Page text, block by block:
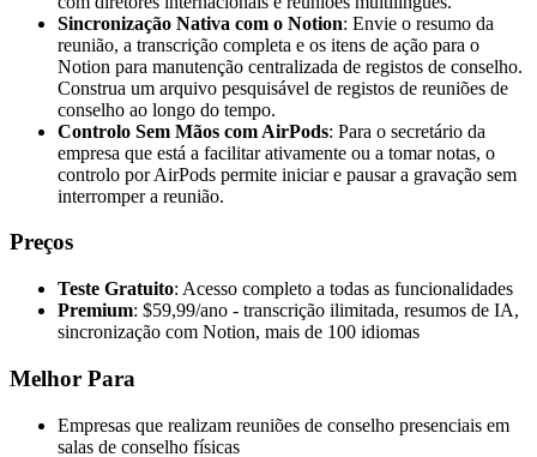
Sincronização Nativa com o Notion: Envie o resumo da
reunião, a transcrição completa e os itens de ação para o
Notion para manutenção centralizada de registos de conselho.
Construa um arquivo pesquisável de registos de reuniões de
conselho ao longo do tempo.
Controlo Sem Mãos com AirPods: Para o secretário da
empresa que está a facilitar ativamente ou a tomar notas, o
controlo por AirPods permite iniciar e pausar a gravação sem
interromper a reunião.
Preços
Teste Gratuito: Acesso completo a todas as funcionalidades
Premium: $59,99/ano - transcrição ilimitada, resumos de IA,
sincronização com Notion, mais de 100 idiomas
Melhor Para
Empresas que realizam reuniões de conselho presenciais em
salas de conselho físicas